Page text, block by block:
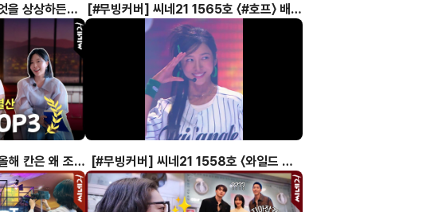
을 상상하든
이다! 🌏👨‍🚀#
민
[#무빙커버] 씨네21 1565호 〈#호프〉 배우
황정민, 조인성, 정호연
해 칸은 왜 조금 [#무빙커버] 씨네21 1558호 〈와일드 씽〉
#강동원 #엄태구 #박지현